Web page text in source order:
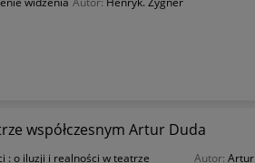
współczesnym Artur Duda
: o iluzji i realności w teatrze
Autor: Artur